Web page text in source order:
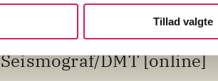
Tillad valgte
Seismograf/DMT [online]